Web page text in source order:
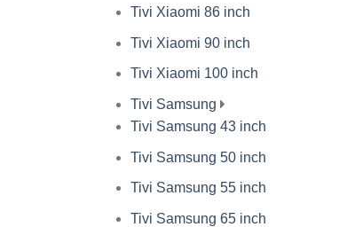
Tivi Xiaomi 86 inch
Tivi Xiaomi 90 inch
Tivi Xiaomi 100 inch
Tivi Samsung
Tivi Samsung 43 inch
Tivi Samsung 50 inch
Tivi Samsung 55 inch
Tivi Samsung 65 inch